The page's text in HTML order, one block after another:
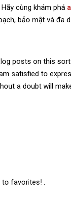
cùng khám phá
bảo mật và đa
posts on this
satisfied to
a doubt will
to favorites! .